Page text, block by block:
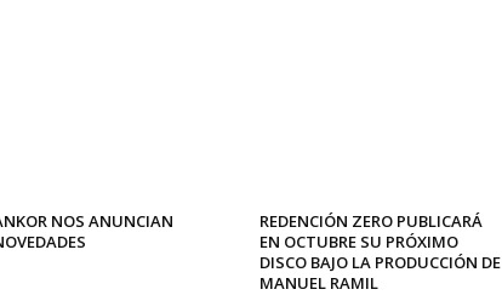
NOS ANUNCIAN
REDENCIÓN ZERO PUBLICARÁ
EN OCTUBRE SU PRÓXIMO
DISCO BAJO LA PRODUCCIÓN DE
MANUEL RAMIL